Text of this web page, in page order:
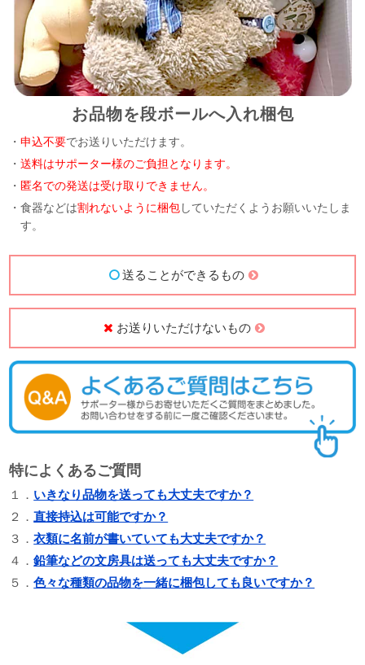
お品物を段ボールへ入れ梱包
・申込不要でお送りいただけます。
・送料はサポーター様のご負担となります。
・ 匿名での発送は受け取りできません。
・食器などは割れないように梱包していただくようお願いいたしま
す。
送ることができるもの
お送りいただけないもの
特によくあるご質問
１． いきなり品物を送っても大丈夫ですか？
２．直接持込は可能ですか？
３．衣類に名前が書いていても大丈夫ですか？
４．鉛筆などの文房具は送っても大丈夫ですか？
５．色々な種類の品物を一緒に梱包しても良いですか？